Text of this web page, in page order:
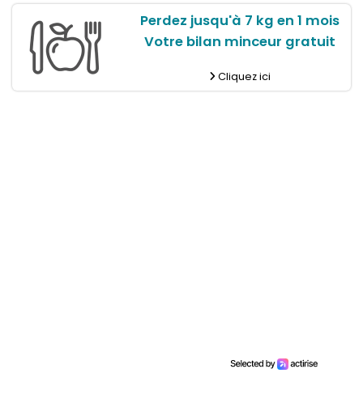
Perdez jusqu'à 7 kg en 1 mois
Votre bilan minceur gratuit
Cliquez ici